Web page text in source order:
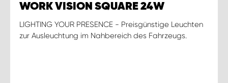
WORK VISION SQUARE 24W
LIGHTING YOUR PRESENCE - Preisgünstige Leuchten
zur Ausleuchtung im Nahbereich des Fahrzeugs.